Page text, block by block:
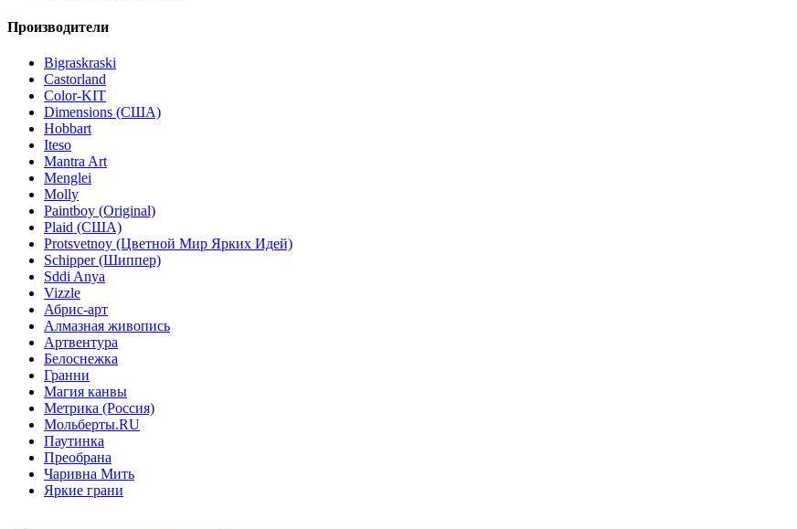
Производители
Bigraskraski
Castorland
Color-KIT
Dimensions (США)
Hobbart
Iteso
Mantra Art
Menglei
Molly
Paintboy (Original)
Plaid (США)
Protsvetnoy (Цветной Мир Ярких Идей)
Schipper (Шиппер)
Sddi Anya
Vizzle
Абрис-арт
Алмазная живопись
Артвентура
Белоснежка
Гранни
Магия канвы
Метрика (Россия)
Мольберты.RU
Паутинка
Преобрана
Чаривна Мить
Яркие грани